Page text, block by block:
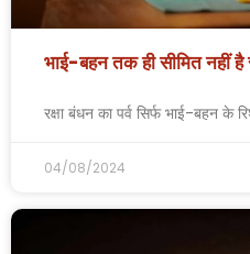
भाई-बहन तक ही सीमित नहीं है
रक्षा बंधन का पर्व सिर्फ भाई-बहन के
04/08/2024